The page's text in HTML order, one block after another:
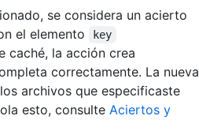
se considera un acierto
el elemento
key
caché, la acción crea
correctamente. La nueva
archivos que especificaste
esto, consulte Aciertos y